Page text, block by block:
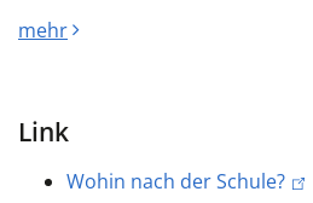
mehr
Link
Wohin nach der Schule?